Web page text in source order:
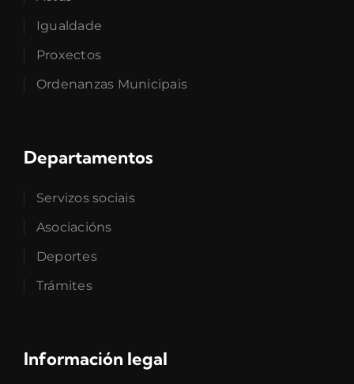
Igualdade
Proxectos
Ordenanzas Municipais
Departamentos
Servizos sociais
Asociacións
Deportes
Trámites
Información legal